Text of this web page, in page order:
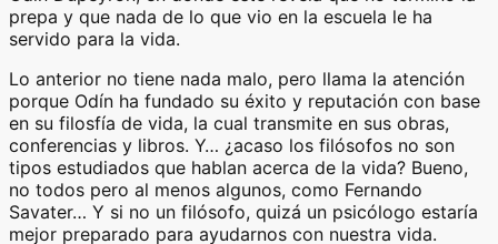
prepa y que nada de lo que vio en la escuela le ha
servido para la vida.
Lo anterior no tiene nada malo, pero llama la atención
porque Odín ha fundado su éxito y reputación con base
en su filosfía de vida, la cual transmite en sus obras,
conferencias y libros. Y… ¿acaso los filósofos no son
tipos estudiados que hablan acerca de la vida? Bueno,
no todos pero al menos algunos, como Fernando
Savater… Y si no un filósofo, quizá un psicólogo estaría
mejor preparado para ayudarnos con nuestra vida.